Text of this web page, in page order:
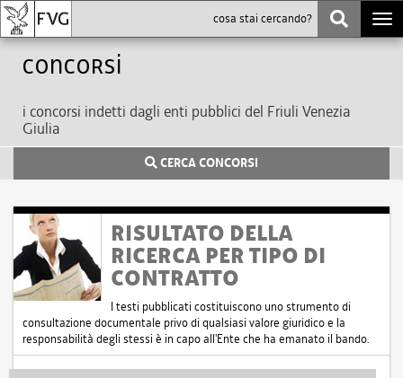
Concorsi
i concorsi indetti dagli enti pubblici del Friuli Venezia
Giulia
CERCA CONCORSI
RISULTATO DELLA
RICERCA PER TIPO DI
CONTRATTO
I testi pubblicati costituiscono uno strumento di
consultazione documentale privo di qualsiasi valore giuridico e la
responsabilità degli stessi è in capo all'Ente che ha emanato il bando.